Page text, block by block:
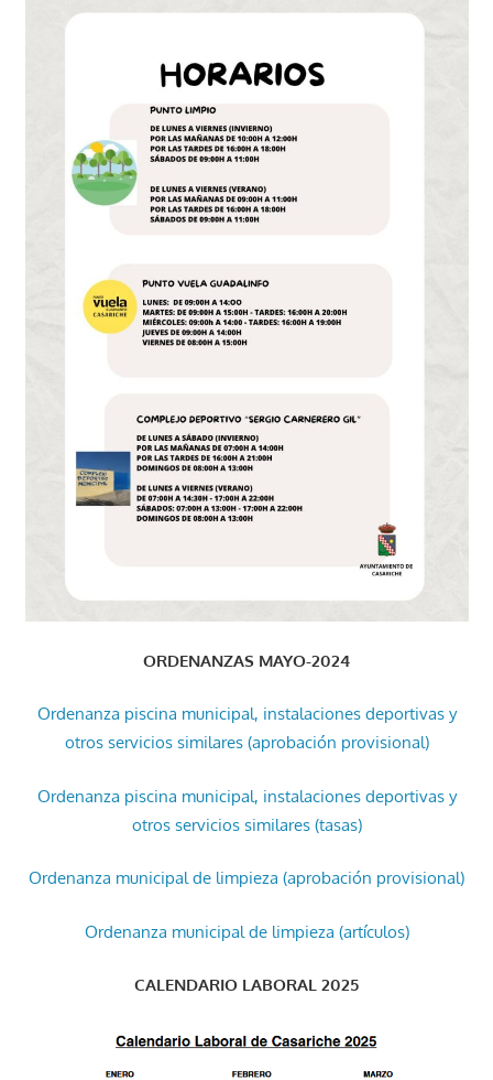
ORDENANZAS MAYO-2024
Ordenanza piscina municipal, instalaciones deportivas y
otros servicios similares (aprobación provisional)
Ordenanza piscina municipal, instalaciones deportivas y
otros servicios similares (tasas)
Ordenanza municipal de limpieza (aprobación provisional)
Ordenanza municipal de limpieza (artículos)
CALENDARIO LABORAL 2025